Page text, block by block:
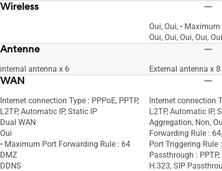
Wireless
Oui, Oui, •
Oui, Oui, Oui, Oui, Oui
Antenne
internal antenna x 6 External antenna x 8
WAN
Internet connection Type : PPPoE, PPTP,
L2TP, Automatic IP, Static IP
Dual WAN
Oui
• Maximum Port Forwarding Rule : 64
DMZ
DDNS
Internet connection
L2TP, Automatic IP,
Aggregation, Non,
Forwarding Rule :
Port Triggering Rule
Passthrough : PPTP,
H.323, SIP